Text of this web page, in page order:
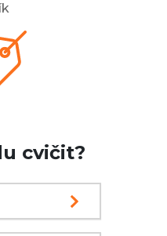
cvičit?